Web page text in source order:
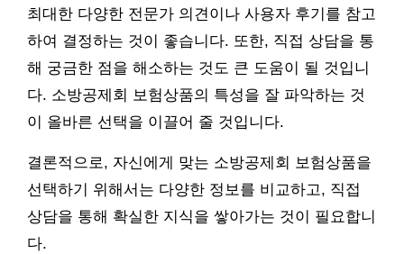
최대한 다양한 전문가 의견이나 사용자 후기를 참고
하여 결정하는 것이 좋습니다. 또한, 직접 상담을 통
해 궁금한 점을 해소하는 것도 큰 도움이 될 것입니
다. 소방공제회 보험상품의 특성을 잘 파악하는 것
이 올바른 선택을 이끌어 줄 것입니다.
결론적으로, 자신에게 맞는 소방공제회 보험상품을
선택하기 위해서는 다양한 정보를 비교하고, 직접
상담을 통해 확실한 지식을 쌓아가는 것이 필요합니
다.